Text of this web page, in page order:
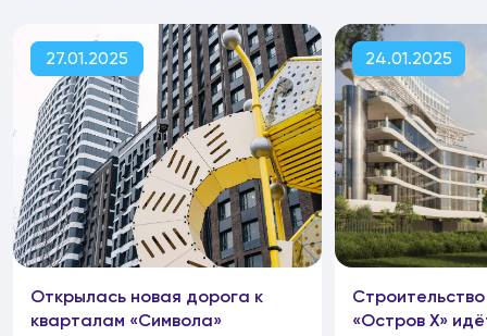
27.01.2025
Открылась новая дорога к
кварталам «Символа»
24.01.2025
«Остров Х»